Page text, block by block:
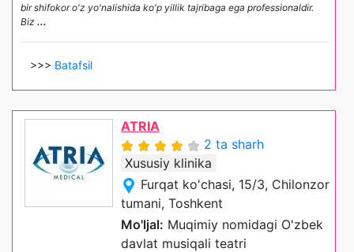
bir shifokor o'z yo'nalishida ko'p yillik tajribaga ega professionaldir.
Biz ...
>>> Batafsil
ATRIA
2 ta sharh
Xususiy klinika
Furqat ko'chasi, 15/3, Chilonzor
tumani, Toshkent
Mo'ljal: Muqimiy nomidagi O'zbek
davlat musiqali teatri